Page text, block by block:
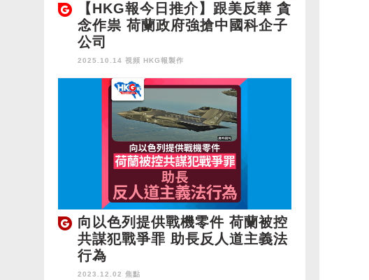
【HKG報今日推介】跟美反華 貪
念作祟 荷蘭政府強搶中國科企子
公司
2025.10.14 視頻 HKG報製作
向以色列提供戰機零件 荷蘭被控
共謀犯戰爭罪 助長反人道主義法
行為
2023.12.02 焦點